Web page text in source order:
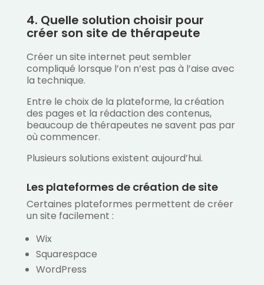
4. Quelle solution choisir pour
créer son site de thérapeute
Créer un site internet peut sembler
compliqué lorsque l’on n’est pas à l’aise avec
la technique.
Entre le choix de la plateforme, la création
des pages et la rédaction des contenus,
beaucoup de thérapeutes ne savent pas par
où commencer.
Plusieurs solutions existent aujourd’hui.
Les plateformes de création de site
Certaines plateformes permettent de créer
un site facilement :
Wix
Squarespace
WordPress